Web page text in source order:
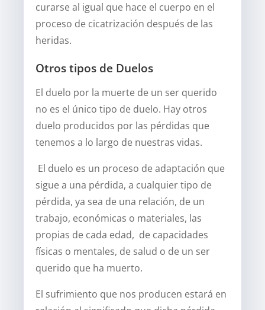
curarse al igual que hace el cuerpo en el
proceso de cicatrización después de las
heridas.
Otros tipos de Duelos
El duelo por la muerte de un ser querido
no es el único tipo de duelo. Hay otros
duelo producidos por las pérdidas que
tenemos a lo largo de nuestras vidas.
El duelo es un proceso de adaptación que
sigue a una pérdida, a cualquier tipo de
pérdida, ya sea de una relación, de un
trabajo, económicas o materiales, las
propias de cada edad, de capacidades
físicas o mentales, de salud o de un ser
querido que ha muerto.
El sufrimiento que nos producen estará en